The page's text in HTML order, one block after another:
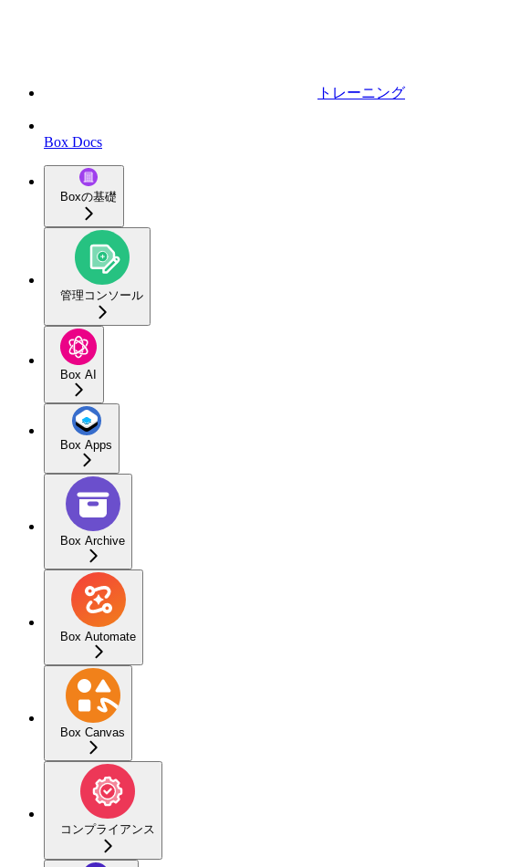
トレーニング
Box Docs
Boxの基礎
管理コンソール
Box AI
Box Apps
Box Archive
Box Automate
Box Canvas
コンプライアンス